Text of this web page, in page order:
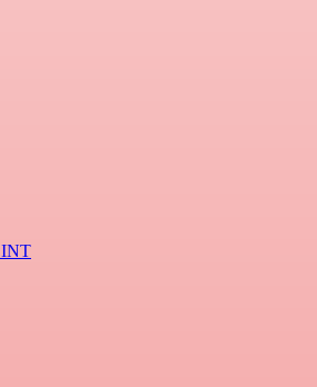
INT